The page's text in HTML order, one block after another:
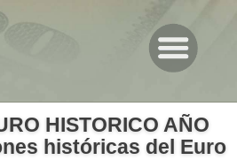
HISTORICO AÑO
históricas del Euro